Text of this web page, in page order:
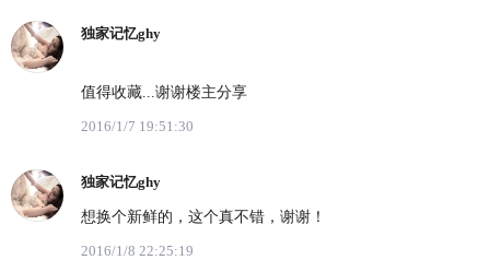
独家记忆ghy
值得收藏...谢谢楼主分享
2016/1/7 19:51:30
独家记忆ghy
想换个新鲜的，这个真不错，谢谢！
2016/1/8 22:25:19